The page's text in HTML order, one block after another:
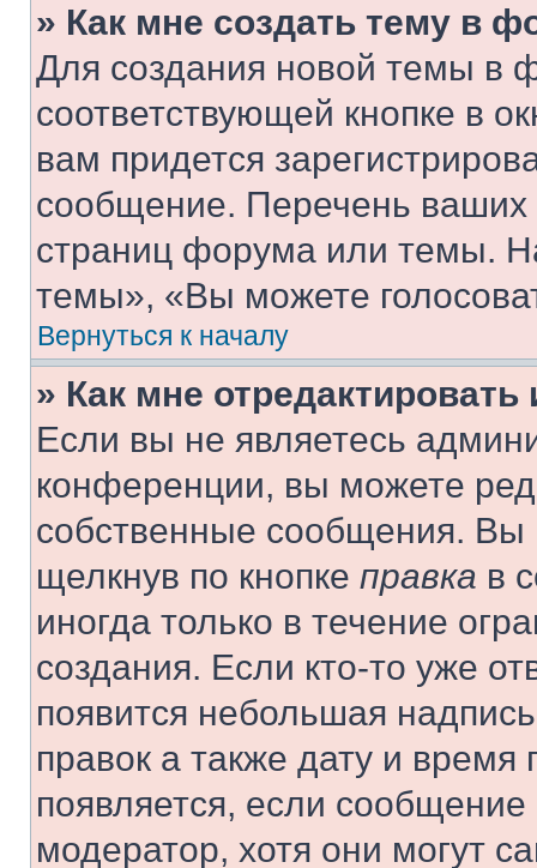
» Как мне создать тему в
Для создания новой темы в
соответствующей кнопке в
вам придется
сообщение. Перечень ваших
страниц форума или темы.
темы», «Вы можете
Вернуться к началу
» Как мне
Если вы не являетесь
конференции, вы можете
собственные сообщения. Вы
щелкнув по кнопке правка в
иногда только в течение
создания. Если кто-то уже
появится небольшая
правок а также дату и
появляется, если
модератор, хотя они могут